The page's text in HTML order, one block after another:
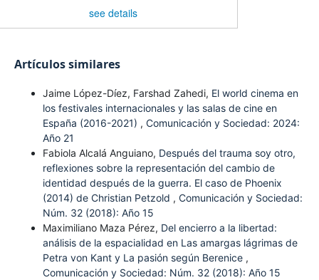
see details
Artículos similares
Jaime López-Díez, Farshad Zahedi, El world cinema en
los festivales internacionales y las salas de cine en
España (2016-2021) , Comunicación y Sociedad: 2024:
Año 21
Fabiola Alcalá Anguiano, Después del trauma soy otro,
reflexiones sobre la representación del cambio de
identidad después de la guerra. El caso de Phoenix
(2014) de Christian Petzold , Comunicación y Sociedad:
Núm. 32 (2018): Año 15
Maximiliano Maza Pérez, Del encierro a la libertad:
análisis de la espacialidad en Las amargas lágrimas de
Petra von Kant y La pasión según Berenice ,
Comunicación y Sociedad: Núm. 32 (2018): Año 15